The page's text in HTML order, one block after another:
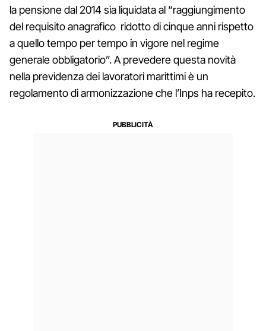
la pensione dal 2014 sia liquidata al “raggiungimento
del requisito anagrafico ridotto di cinque anni rispetto
a quello tempo per tempo in vigore nel regime
generale obbligatorio”. A prevedere questa novità
nella previdenza dei lavoratori marittimi è un
regolamento di armonizzazione che l’Inps ha recepito.